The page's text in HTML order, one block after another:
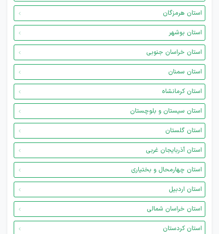
استان هرمزگان
استان بوشهر
استان خراسان جنوبی
استان سمنان
استان کرمانشاه
استان سیستان و بلوچستان
استان گلستان
استان آذربایجان غربی
استان چهارمحال و بختیاری
استان اردبیل
استان خراسان شمالی
استان کردستان